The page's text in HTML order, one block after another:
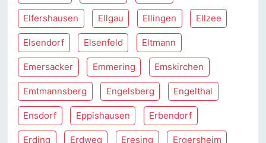
Elfershausen Ellgau Ellingen Ellzee
Elsendorf Elsenfeld Eltmann
Emersacker Emmering Emskirchen
Emtmannsberg Engelsberg Engelthal
Ensdorf Eppishausen Erbendorf
Erding Erdweg Eresing Ergersheim